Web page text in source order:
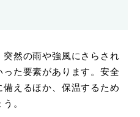
然の雨や強風にさらされ
た要素があります。安全
えるほか、保温するため
。